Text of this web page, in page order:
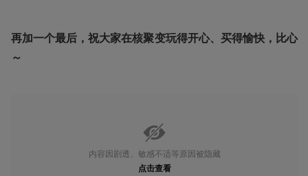
再加一个最后，祝大家在核聚变玩得开心、买得愉快，比心
～
内容因剧透、敏感不适等原因被隐藏
点击查看